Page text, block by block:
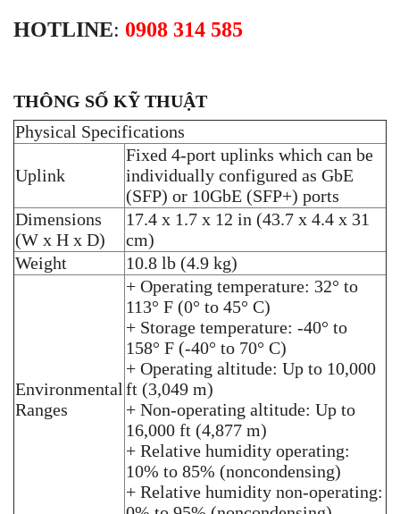
HOTLINE: 0908 314 585
THÔNG SỐ KỸ THUẬT
Physical Specifications
Uplink
Fixed 4-port uplinks which can be
individually configured as GbE
(SFP) or 10GbE (SFP+) ports
Dimensions
(W x H x D)
17.4 x 1.7 x 12 in (43.7 x 4.4 x 31
cm)
Weight
10.8 lb (4.9 kg)
Environmental
Ranges
+ Operating temperature: 32° to
113° F (0° to 45° C)
+ Storage temperature: -40° to
158° F (-40° to 70° C)
+ Operating altitude: Up to 10,000
ft (3,049 m)
+ Non-operating altitude: Up to
16,000 ft (4,877 m)
+ Relative humidity operating:
10% to 85% (noncondensing)
+ Relative humidity non-operating: